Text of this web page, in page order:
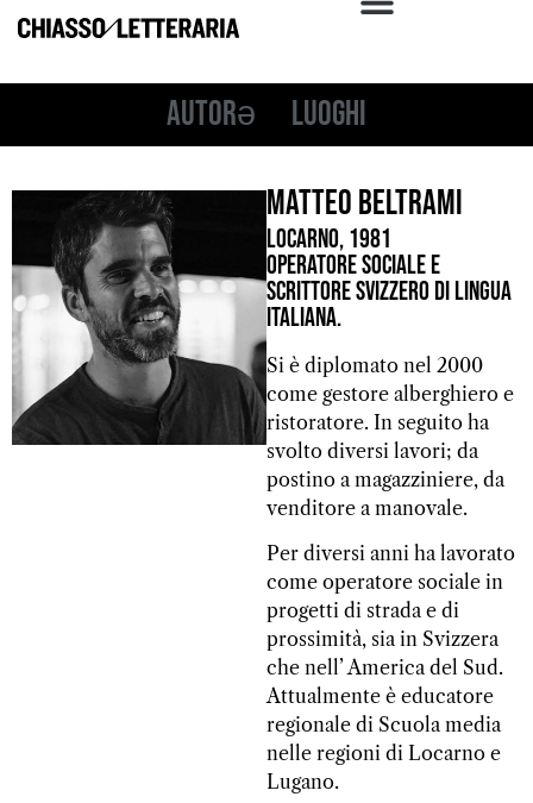
Autorə Luoghi
Matteo Beltrami
Locarno, 1981
Operatore sociale e
scrittore svizzero di lingua
italiana.
Si è diplomato nel 2000
come gestore alberghiero e
ristoratore. In seguito ha
svolto diversi lavori; da
postino a magazziniere, da
venditore a manovale.
Per diversi anni ha lavorato
come operatore sociale in
progetti di strada e di
prossimità, sia in Svizzera
che nell’ America del Sud.
Attualmente è educatore
regionale di Scuola media
nelle regioni di Locarno e
Lugano.